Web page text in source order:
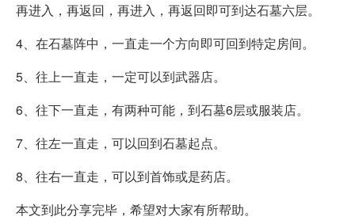
再进入，再返回，再进入，再返回即可到达石墓六层。
4、在石墓阵中，一直走一个方向即可回到特定房间。
5、往上一直走，一定可以到武器店。
6、往下一直走，有两种可能，到石墓6层或服装店。
7、往左一直走，可以回到石墓起点。
8、往右一直走，可以到首饰或是药店。
本文到此分享完毕，希望对大家有所帮助。